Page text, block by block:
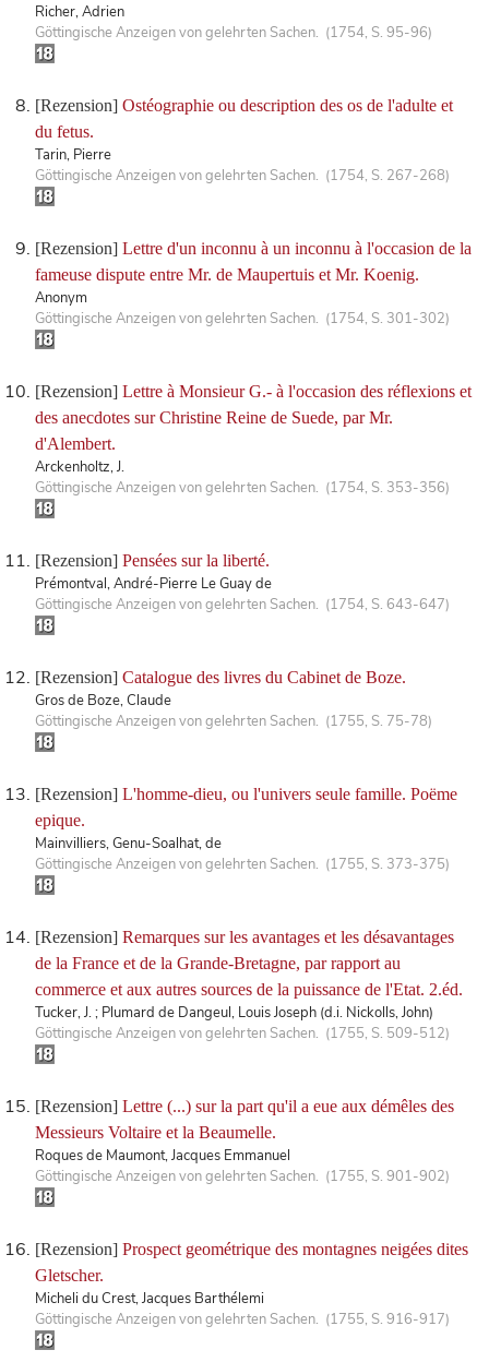
Richer, Adrien
Göttingische Anzeigen von gelehrten Sachen. (1754, S. 95-96)
[Rezension] Ostéographie ou description des os de l'adulte et
du fetus.
Tarin, Pierre
Göttingische Anzeigen von gelehrten Sachen. (1754, S. 267-268)
[Rezension] Lettre d'un inconnu à un inconnu à l'occasion de la
fameuse dispute entre Mr. de Maupertuis et Mr. Koenig.
Anonym
Göttingische Anzeigen von gelehrten Sachen. (1754, S. 301-302)
[Rezension] Lettre à Monsieur G.- à l'occasion des réflexions et
des anecdotes sur Christine Reine de Suede, par Mr.
d'Alembert.
Arckenholtz, J.
Göttingische Anzeigen von gelehrten Sachen. (1754, S. 353-356)
[Rezension] Pensées sur la liberté.
Prémontval, André-Pierre Le Guay de
Göttingische Anzeigen von gelehrten Sachen. (1754, S. 643-647)
[Rezension] Catalogue des livres du Cabinet de Boze.
Gros de Boze, Claude
Göttingische Anzeigen von gelehrten Sachen. (1755, S. 75-78)
[Rezension] L'homme-dieu, ou l'univers seule famille. Poëme
epique.
Mainvilliers, Genu-Soalhat, de
Göttingische Anzeigen von gelehrten Sachen. (1755, S. 373-375)
[Rezension] Remarques sur les avantages et les désavantages
de la France et de la Grande-Bretagne, par rapport au
commerce et aux autres sources de la puissance de l'Etat. 2.éd.
Tucker, J. ; Plumard de Dangeul, Louis Joseph (d.i. Nickolls, John)
Göttingische Anzeigen von gelehrten Sachen. (1755, S. 509-512)
[Rezension] Lettre (...) sur la part qu'il a eue aux démêles des
Messieurs Voltaire et la Beaumelle.
Roques de Maumont, Jacques Emmanuel
Göttingische Anzeigen von gelehrten Sachen. (1755, S. 901-902)
[Rezension] Prospect geométrique des montagnes neigées dites
Gletscher.
Micheli du Crest, Jacques Barthélemi
Göttingische Anzeigen von gelehrten Sachen. (1755, S. 916-917)